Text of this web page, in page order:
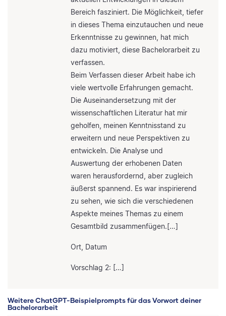
Bereich fasziniert. Die Möglichkeit, tiefer
in dieses Thema einzutauchen und neue
Erkenntnisse zu gewinnen, hat mich
dazu motiviert, diese Bachelorarbeit zu
verfassen.
Beim Verfassen dieser Arbeit habe ich
viele wertvolle Erfahrungen gemacht.
Die Auseinandersetzung mit der
wissenschaftlichen Literatur hat mir
geholfen, meinen Kenntnisstand zu
erweitern und neue Perspektiven zu
entwickeln. Die Analyse und
Auswertung der erhobenen Daten
waren herausfordernd, aber zugleich
äußerst spannend. Es war inspirierend
zu sehen, wie sich die verschiedenen
Aspekte meines Themas zu einem
Gesamtbild zusammenfügen.[…]
Ort, Datum
Vorschlag 2: […]
Weitere ChatGPT-Beispielprompts für das Vorwort deiner
Bachelorarbeit